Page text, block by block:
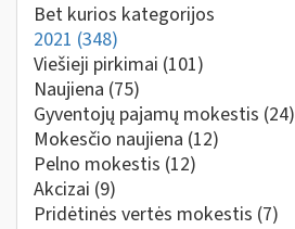
Bet kurios kategorijos
2021 (348)
Viešieji pirkimai (101)
Naujiena (75)
Gyventojų pajamų mokestis (24)
Mokesčio naujiena (12)
Pelno mokestis (12)
Akcizai (9)
Pridėtinės vertės mokestis (7)